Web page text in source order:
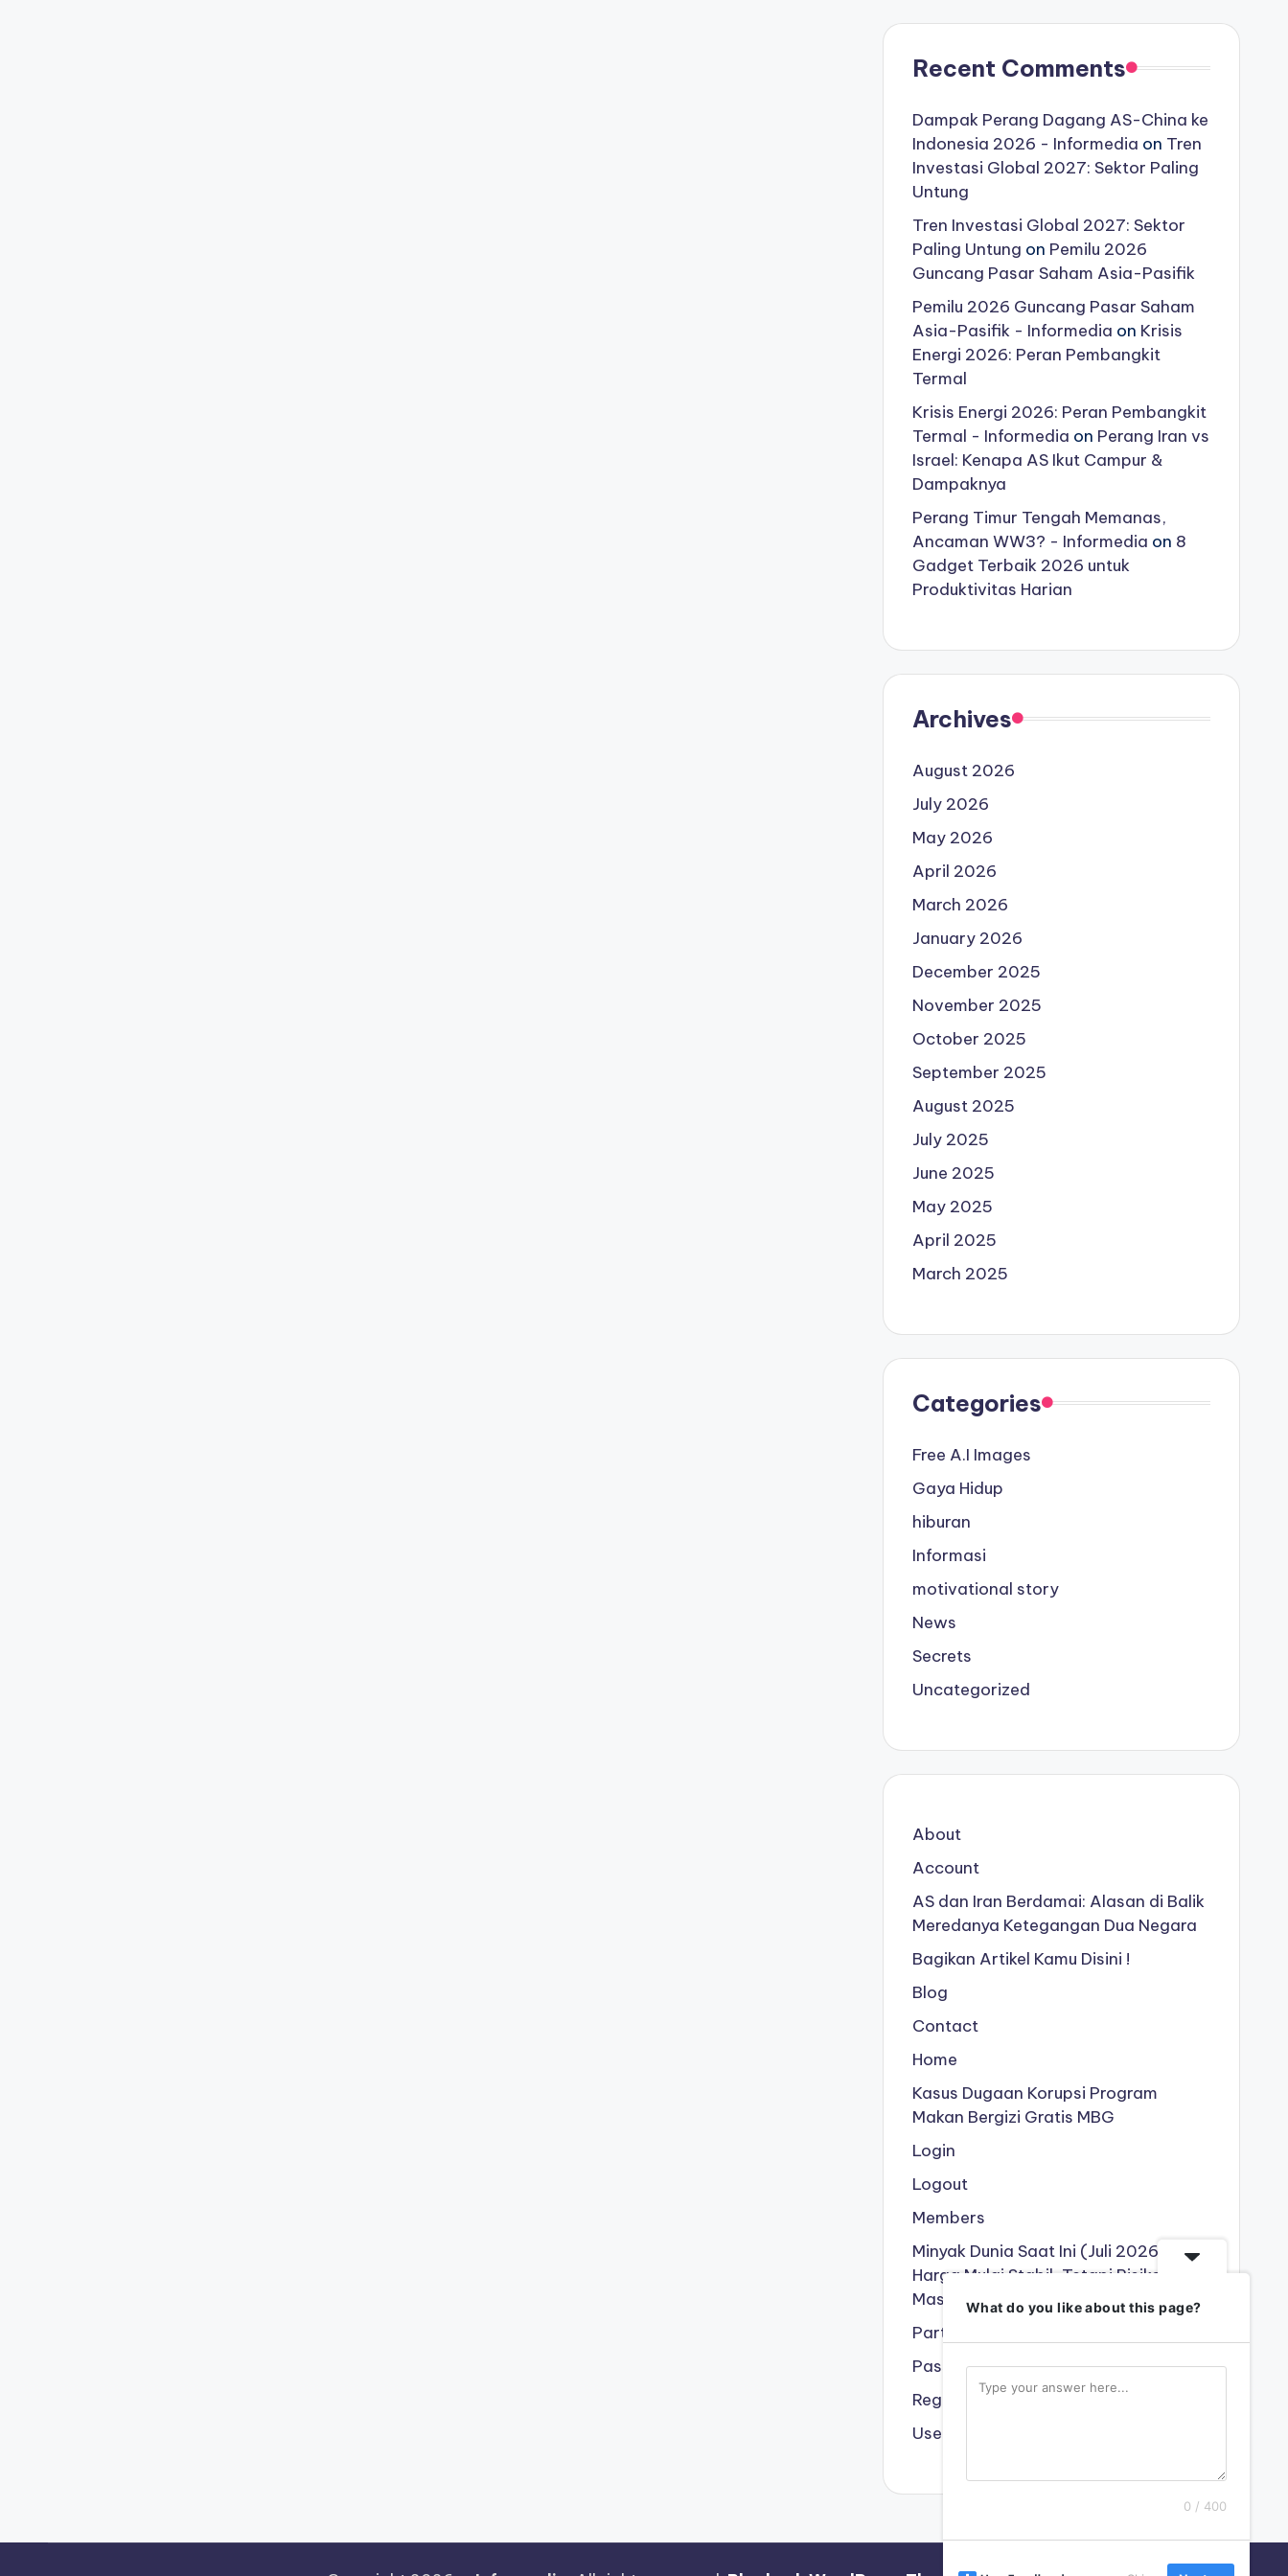
Recent Comments
Dampak Perang Dagang AS-China ke
Indonesia 2026 - Informedia on Tren
Investasi Global 2027: Sektor Paling
Untung
Tren Investasi Global 2027: Sektor
Paling Untung on Pemilu 2026
Guncang Pasar Saham Asia-Pasifik
Pemilu 2026 Guncang Pasar Saham
Asia-Pasifik - Informedia on Krisis
Energi 2026: Peran Pembangkit
Termal
Krisis Energi 2026: Peran Pembangkit
Termal - Informedia on Perang Iran vs
Israel: Kenapa AS Ikut Campur &
Dampaknya
Perang Timur Tengah Memanas,
Ancaman WW3? - Informedia on 8
Gadget Terbaik 2026 untuk
Produktivitas Harian
Archives
August 2026
July 2026
May 2026
April 2026
March 2026
January 2026
December 2025
November 2025
October 2025
September 2025
August 2025
July 2025
June 2025
May 2025
April 2025
March 2025
Categories
Free A.I Images
Gaya Hidup
hiburan
Informasi
motivational story
News
Secrets
Uncategorized
About
Account
AS dan Iran Berdamai: Alasan di Balik
Meredanya Ketegangan Dua Negara
Bagikan Artikel Kamu Disini !
Blog
Contact
Home
Kasus Dugaan Korupsi Program
Makan Bergizi Gratis MBG
Login
Logout
Members
Minyak Dunia Saat Ini (Juli 2026):
Harga Mulai Stabil, Tetapi Risiko
Masih Tinggi !!!
Partner Kami
Password Reset
Register
User
What do you like about this page?
0 / 400